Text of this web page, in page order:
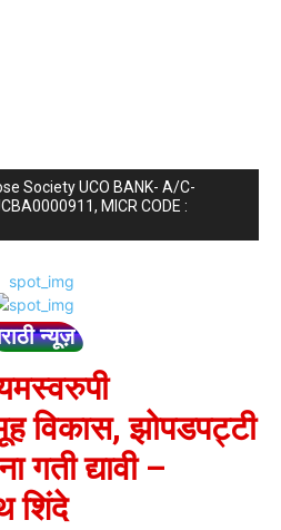
Society UCO BANK- A/C-
MICR CODE :
न्यूज़
विकास, झोपडपट्टी
गती द्यावी –
शिंदे